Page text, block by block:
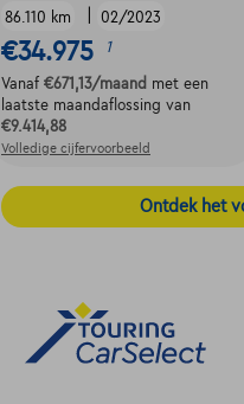
86.110 km 02/2023
€34.975 1
Vanaf €671,13/maand met een
laatste maandaflossing van
€9.414,88
Volledige cijfervoorbeeld
Ontdek het